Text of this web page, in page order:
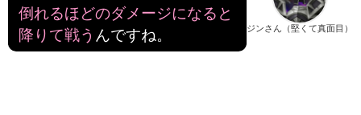
ジンさん（堅くて真面目）
倒れるほどのダメージになると
降りて戦う んですね。